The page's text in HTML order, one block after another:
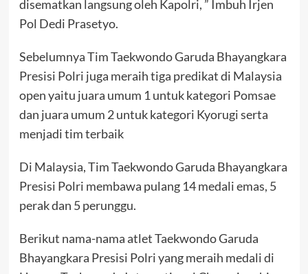
disematkan langsung oleh Kapolri, ” Imbuh Irjen
Pol Dedi Prasetyo.
Sebelumnya Tim Taekwondo Garuda Bhayangkara
Presisi Polri juga meraih tiga predikat di Malaysia
open yaitu juara umum 1 untuk kategori Pomsae
dan juara umum 2 untuk kategori Kyorugi serta
menjadi tim terbaik
Di Malaysia, Tim Taekwondo Garuda Bhayangkara
Presisi Polri membawa pulang 14 medali emas, 5
perak dan 5 perunggu.
Berikut nama-nama atlet Taekwondo Garuda
Bhayangkara Presisi Polri yang meraih medali di